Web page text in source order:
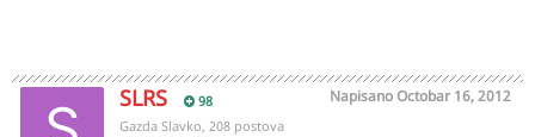
SLRS 98 NapisanoOctobar 16, 2012
Gazda Slavko, 208 postova